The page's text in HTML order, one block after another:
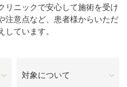
すすめメニュー
替わりのおすすめのメニュー
リニックで安心して施術を受け
注意点など、患者様からいただ
しています。
対象について